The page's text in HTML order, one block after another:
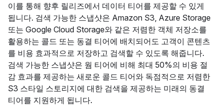
이를 통해 향후 릴리즈에서 데이터 티어를 제공할 수 있게
됩니다. 검색 가능한 스냅샷은 Amazon S3, Azure Storage
또는 Google Cloud Storage와 같은 저렴한 객체 저장소를
활용하는 콜드 또는 동결 티어에 배치되어도 고객이 콘텐츠
를 비용 효과적으로 저장하고 검색할 수 있도록 해줍니다.
검색 가능한 스냅샷은 웜 티어에 비해 최대 50%의 비용 절
감 효과를 제공하는 새로운 콜드 티어와 독점적으로 저렴한
S3 스타일 스토리지에 대한 검색을 제공하는 미래의 동결
티어를 지원하게 됩니다.